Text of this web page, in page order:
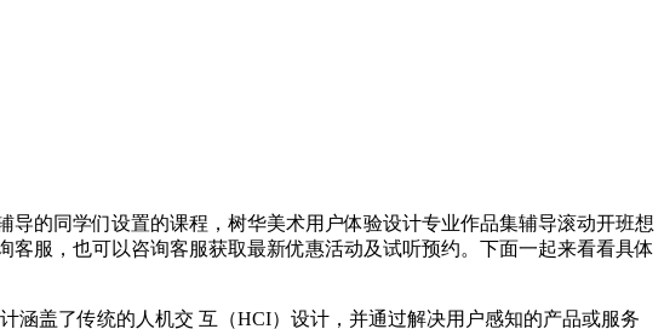
的同学们设置的课程，树华美术用户体验设计专业作品集辅导滚动开班想
服，也可以咨询客服获取最新优惠活动及试听预约。下面一起来看看具体
涵盖了传统的人机交 互（HCI）设计，并通过解决用户感知的产品或服务